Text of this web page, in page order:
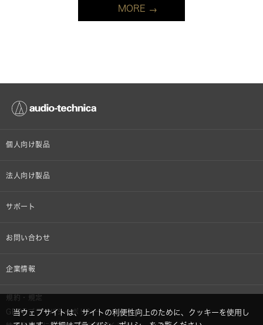
MORE
個人向け製品
オンラインストア限定
法人向け製品
設備音響機器
半導体レーザー応用製品
サポート
個人向け製品サポート
お問い合わせ
その他、メディア 取材関連等のお問い合わせ
企業情報
株式会社オーディオテクニカ
規約・規定
GDPRプライバシーポリシー
当ウェブサイトは、サイトの利便性向上のために、クッキーを使用し